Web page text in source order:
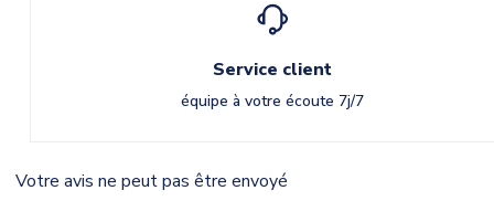
Service client
équipe à votre écoute 7j/7
Votre avis ne peut pas être envoyé